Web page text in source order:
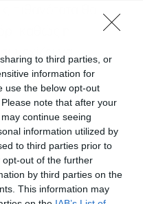
to third parties, or
information for
use the below opt-out
note that after your
continue seeing
information utilized by
to third parties prior to
out of the further
by third parties on the
This information may
καθώς η
να